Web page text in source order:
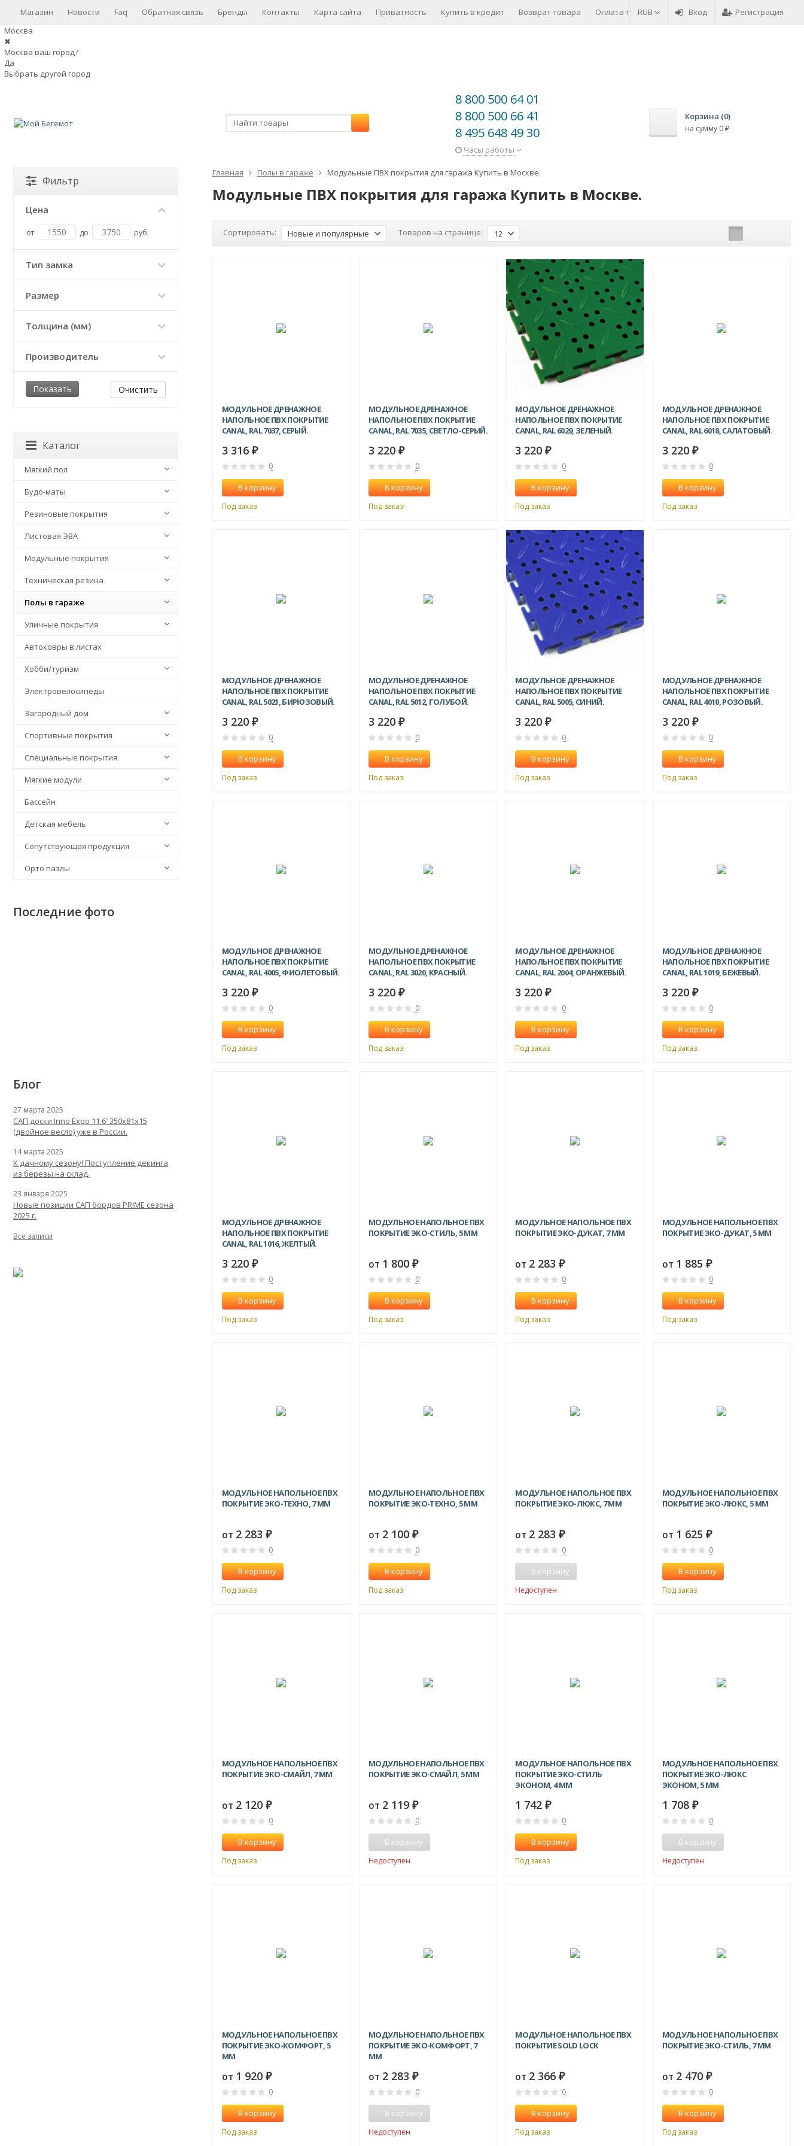
RUB Вход Регистрация
Магазин Новости Faq Обратная связь Бренды Контакты Карта сайта Приватность Купить в кредит Возврат товара
Оплата товара
Москва
✖
Москва ваш город?
Да
Выбрать другой город
8 800 500 64 01
8 800 500 66 41
8 495 648 49 30
Часы работы
Корзина (0)
на сумму 0 ₽
Главная Полы в гараже Модульные ПВХ покрытия для гаража Купить в Москве.
Модульные ПВХ покрытия для гаража Купить в Москве.
Сортировать: Новые и популярные Товаров на странице: 12
МОДУЛЬНОЕ ДРЕНАЖНОЕ
НАПОЛЬНОЕ ПВХ ПОКРЫТИЕ
CANAL, RAL 7037, СЕРЫЙ.
3 316 ₽
0
В корзину
Под заказ
МОДУЛЬНОЕ ДРЕНАЖНОЕ
НАПОЛЬНОЕ ПВХ ПОКРЫТИЕ
CANAL, RAL 7035, СВЕТЛО-СЕРЫЙ.
3 220 ₽
0
В корзину
Под заказ
МОДУЛЬНОЕ ДРЕНАЖНОЕ
НАПОЛЬНОЕ ПВХ ПОКРЫТИЕ
CANAL, RAL 6029, ЗЕЛЕНЫЙ.
3 220₽
0
В корзину
Под заказ
МОДУЛЬНОЕ ДРЕНАЖНОЕ
НАПОЛЬНОЕ ПВХ ПОКРЫТИЕ
CANAL, RAL 6018, САЛАТОВЫЙ.
3 220 ₽
0
В корзину
Под заказ
МОДУЛЬНОЕ ДРЕНАЖНОЕ
НАПОЛЬНОЕ ПВХ ПОКРЫТИЕ
CANAL, RAL 5021, БИРЮЗОВЫЙ.
3 220 ₽
0
В корзину
Под заказ
МОДУЛЬНОЕ ДРЕНАЖНОЕ
НАПОЛЬНОЕ ПВХ ПОКРЫТИЕ
CANAL, RAL 5012, ГОЛУБОЙ.
3 220 ₽
0
В корзину
Под заказ
МОДУЛЬНОЕ ДРЕНАЖНОЕ
НАПОЛЬНОЕ ПВХ ПОКРЫТИЕ
CANAL, RAL 5005, СИНИЙ.
3 220₽
0
В корзину
Под заказ
МОДУЛЬНОЕ ДРЕНАЖНОЕ
НАПОЛЬНОЕ ПВХ ПОКРЫТИЕ
CANAL, RAL 4010, РОЗОВЫЙ.
3 220 ₽
0
В корзину
Под заказ
МОДУЛЬНОЕ ДРЕНАЖНОЕ
НАПОЛЬНОЕ ПВХ ПОКРЫТИЕ
CANAL, RAL 4005, ФИОЛЕТОВЫЙ.
3 220 ₽
0
В корзину
Под заказ
МОДУЛЬНОЕ ДРЕНАЖНОЕ
НАПОЛЬНОЕ ПВХ ПОКРЫТИЕ
CANAL, RAL 3020, КРАСНЫЙ.
3 220 ₽
0
В корзину
Под заказ
МОДУЛЬНОЕ ДРЕНАЖНОЕ
НАПОЛЬНОЕ ПВХ ПОКРЫТИЕ
CANAL, RAL 2004, ОРАНЖЕВЫЙ.
3 220₽
0
В корзину
Под заказ
МОДУЛЬНОЕ ДРЕНАЖНОЕ
НАПОЛЬНОЕ ПВХ ПОКРЫТИЕ
CANAL, RAL 1019, БЕЖЕВЫЙ.
3 220 ₽
0
В корзину
Под заказ
МОДУЛЬНОЕ ДРЕНАЖНОЕ
НАПОЛЬНОЕ ПВХ ПОКРЫТИЕ
CANAL, RAL 1016, ЖЕЛТЫЙ.
3 220 ₽
0
В корзину
Под заказ
МОДУЛЬНОЕ НАПОЛЬНОЕ ПВХ
ПОКРЫТИЕ ЭКО-СТИЛЬ, 5 ММ
от 1 800 ₽
0
В корзину
Под заказ
МОДУЛЬНОЕ НАПОЛЬНОЕ ПВХ
ПОКРЫТИЕ ЭКО-ДУКАТ, 7 ММ
от 2 283₽
0
В корзину
Под заказ
МОДУЛЬНОЕ НАПОЛЬНОЕ ПВХ
ПОКРЫТИЕ ЭКО-ДУКАТ, 5 ММ
от 1 885 ₽
0
В корзину
Под заказ
МОДУЛЬНОЕ НАПОЛЬНОЕ ПВХ
ПОКРЫТИЕ ЭКО-ТЕХНО, 7 ММ
от 2 283 ₽
0
В корзину
Под заказ
МОДУЛЬНОЕ НАПОЛЬНОЕ ПВХ
ПОКРЫТИЕ ЭКО-ТЕХНО, 5 ММ
от 2 100 ₽
0
В корзину
Под заказ
МОДУЛЬНОЕ НАПОЛЬНОЕ ПВХ
ПОКРЫТИЕ ЭКО-ЛЮКС, 7 ММ
от 2 283₽
0
В корзину
Недоступен
МОДУЛЬНОЕ НАПОЛЬНОЕ ПВХ
ПОКРЫТИЕ ЭКО-ЛЮКС, 5 ММ
от 1 625 ₽
0
В корзину
Под заказ
МОДУЛЬНОЕ НАПОЛЬНОЕ ПВХ
ПОКРЫТИЕ ЭКО-СМАЙЛ, 7 ММ
от 2 120 ₽
0
В корзину
Под заказ
МОДУЛЬНОЕ НАПОЛЬНОЕ ПВХ
ПОКРЫТИЕ ЭКО-СМАЙЛ, 5 ММ
от 2 119 ₽
0
В корзину
Недоступен
МОДУЛЬНОЕ НАПОЛЬНОЕ ПВХ
ПОКРЫТИЕ ЭКО-СТИЛЬ
ЭКОНОМ, 4 ММ
1 742₽
0
В корзину
Под заказ
МОДУЛЬНОЕ НАПОЛЬНОЕ ПВХ
ПОКРЫТИЕ ЭКО-ЛЮКС
ЭКОНОМ, 5 ММ
1 708 ₽
0
В корзину
Недоступен
МОДУЛЬНОЕ НАПОЛЬНОЕ ПВХ
ПОКРЫТИЕ ЭКО-КОМФОРТ, 5
ММ
от 1 920 ₽
0
В корзину
Под заказ
МОДУЛЬНОЕ НАПОЛЬНОЕ ПВХ
ПОКРЫТИЕ ЭКО-КОМФОРТ, 7
ММ
от 2 283 ₽
0
В корзину
Недоступен
МОДУЛЬНОЕ НАПОЛЬНОЕ ПВХ
ПОКРЫТИЕ SOLD LOCK
от 2 366₽
0
В корзину
Под заказ
МОДУЛЬНОЕ НАПОЛЬНОЕ ПВХ
ПОКРЫТИЕ ЭКО-СТИЛЬ, 7 ММ
от 2 470 ₽
0
В корзину
Под заказ
Фильтр
Цена
от до руб.
Тип замка
Размер
Толщина (мм)
Производитель
Очистить
Каталог
Мягкий пол
Будо-маты
Резиновые покрытия
Листовая ЭВА
Модульные покрытия
Техническая резина
Полы в гараже
Уличные покрытия
Автоковры в листах
Хобби/туризм
Электровелосипеды
Загородный дом
Спортивные покрытия
Специальные покрытия
Мягкие модули
Бассейн
Детская мебель
Сопутствующая продукция
Орто пазлы
Последние фото
Блог
27 марта 2025
САП доски Inno Expo 11.6′ 350x81x15
(двойное весло) уже в России.
14 марта 2025
К дачному сезону! Поступление декинга
из березы на склад.
23 января 2025
Новые позиции САП бордов PRIME сезона
2025 г.
Все записи